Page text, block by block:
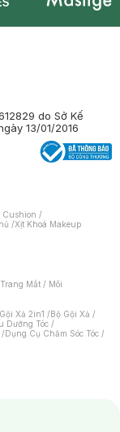
do Sở Kế
13/01/2016
Cushion /
/Xịt Khoá Makeup
Mắt / Môi
Xả 2in1 /Bộ Gội Xả /
Dưỡng Tóc /
/Dụng Cụ Chăm Sóc Tóc /